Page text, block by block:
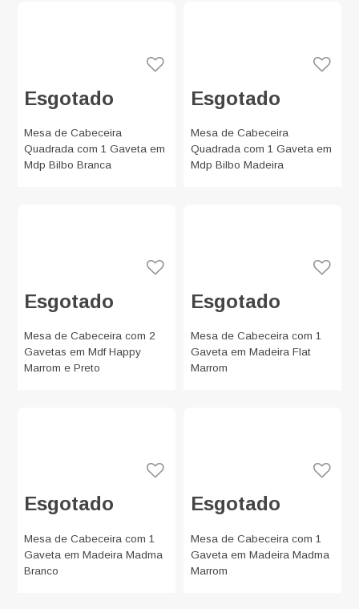
Esgotado
Mesa de Cabeceira
Quadrada com 1 Gaveta em
Mdp Bilbo Branca
Esgotado
Mesa de Cabeceira
Quadrada com 1 Gaveta em
Mdp Bilbo Madeira
Esgotado
Mesa de Cabeceira com 2
Gavetas em Mdf Happy
Marrom e Preto
Esgotado
Mesa de Cabeceira com 1
Gaveta em Madeira Flat
Marrom
Esgotado
Mesa de Cabeceira com 1
Gaveta em Madeira Madma
Branco
Esgotado
Mesa de Cabeceira com 1
Gaveta em Madeira Madma
Marrom